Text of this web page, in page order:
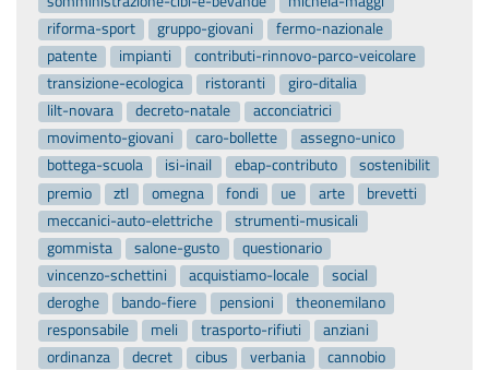
riforma-sport
gruppo-giovani
fermo-nazionale
patente
impianti
contributi-rinnovo-parco-veicolare
transizione-ecologica
ristoranti
giro-ditalia
lilt-novara
decreto-natale
acconciatrici
movimento-giovani
caro-bollette
assegno-unico
bottega-scuola
isi-inail ebap-contributo
sostenibilit
premio
ztl omegna fondi ue arte
brevetti
meccanici-auto-elettriche
strumenti-musicali
gommista
salone-gusto
questionario
vincenzo-schettini
acquistiamo-locale
social
deroghe
bando-fiere pensioni
theonemilano
responsabile
meli trasporto-rifiuti
anziani
ordinanza
decret cibus verbania
cannobio